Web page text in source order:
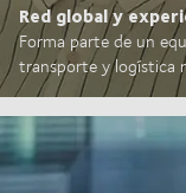
Red global y
Forma parte de un
transporte y logística